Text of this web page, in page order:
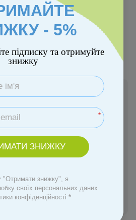
Купити
персональної знижки
- 5%
підписку та отримуйте
знижку
*
ЗНИЖКУ
"Отримати знижку", я
своїх персональних даних
конфіденційності *